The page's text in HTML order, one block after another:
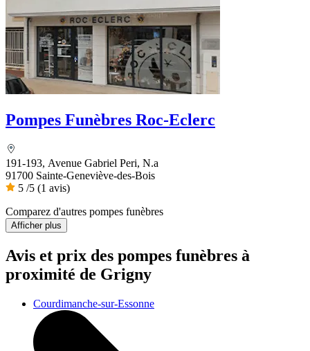
Pompes Funèbres Roc-Eclerc
191-193, Avenue Gabriel Peri, N.a
91700 Sainte-Geneviève-des-Bois
5 /5 (1 avis)
Comparez d'autres pompes funèbres
Afficher plus
Avis et prix des pompes funèbres à
proximité de Grigny
Courdimanche-sur-Essonne